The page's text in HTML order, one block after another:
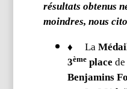
résultats obtenus
moindres, nous
♦La
3ème place
Benjamins